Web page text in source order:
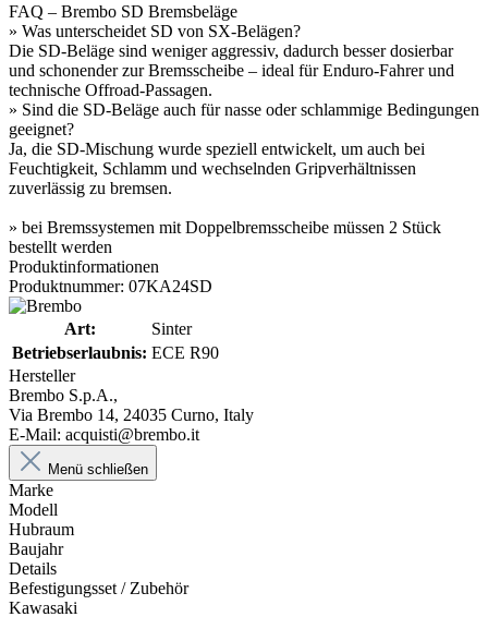
FAQ – Brembo SD Bremsbeläge
» Was unterscheidet SD von SX-Belägen?
Die SD-Beläge sind weniger aggressiv, dadurch besser dosierbar
und schonender zur Bremsscheibe – ideal für Enduro-Fahrer und
technische Offroad-Passagen.
» Sind die SD-Beläge auch für nasse oder schlammige Bedingungen
geeignet?
Ja, die SD-Mischung wurde speziell entwickelt, um auch bei
Feuchtigkeit, Schlamm und wechselnden Gripverhältnissen
zuverlässig zu bremsen.
» bei Bremssystemen mit Doppelbremsscheibe müssen 2 Stück
bestellt werden
Produktinformationen
Produktnummer: 07KA24SD
Art:
Sinter
Betriebserlaubnis: ECE R90
Hersteller
Brembo S.p.A.,
Via Brembo 14, 24035 Curno, Italy
E-Mail: acquisti@brembo.it
Menü schließen
Marke
Modell
Hubraum
Baujahr
Details
Befestigungsset / Zubehör
Kawasaki